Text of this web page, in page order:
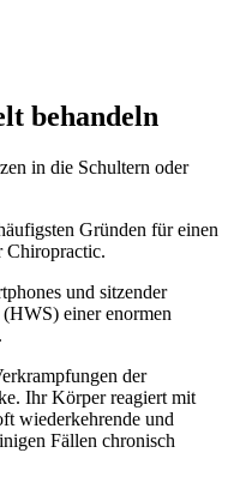
behandeln
in die Schultern oder
Gründen für einen
Chiropractic.
und sitzender
einer enormen
der
Ihr Körper reagiert mit
wiederkehrende und
Fällen chronisch